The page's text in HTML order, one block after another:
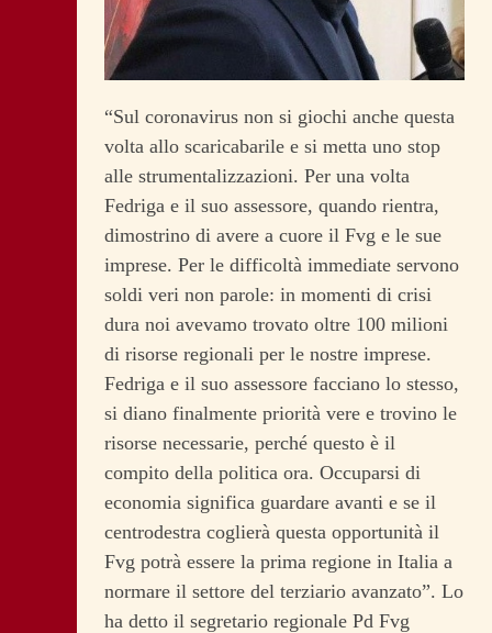
“Sul coronavirus non si giochi anche questa
volta allo scaricabarile e si metta uno stop
alle strumentalizzazioni. Per una volta
Fedriga e il suo assessore, quando rientra,
dimostrino di avere a cuore il Fvg e le sue
imprese. Per le difficoltà immediate servono
soldi veri non parole: in momenti di crisi
dura noi avevamo trovato oltre 100 milioni
di risorse regionali per le nostre imprese.
Fedriga e il suo assessore facciano lo stesso,
si diano finalmente priorità vere e trovino le
risorse necessarie, perché questo è il
compito della politica ora. Occuparsi di
economia significa guardare avanti e se il
centrodestra coglierà questa opportunità il
Fvg potrà essere la prima regione in Italia a
normare il settore del terziario avanzato”. Lo
ha detto il segretario regionale Pd Fvg